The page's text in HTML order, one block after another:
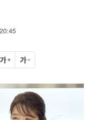
기
사
글자 크게글자 작게